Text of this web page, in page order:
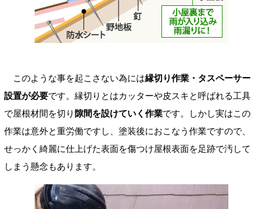
このような事を起こさない為には縁切り作業・タスペーサー
設置が必要です。縁切りとはカッターや皮スキと呼ばれる工具
で屋根材間を切り 隙間を設けていく作業です。しかし実はこの
作業は意外と重労働ですし、塗装後におこなう作業ですので、
せっかく綺麗に仕上げた表面を傷つけ屋根表面を足跡で汚して
しまう懸念もあります。